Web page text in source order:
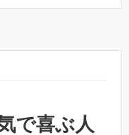
で喜ぶ人